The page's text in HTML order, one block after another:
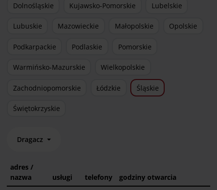
Dolnośląskie Kujawsko-Pomorskie Lubelskie
Lubuskie Mazowieckie Małopolskie Opolskie
Podkarpackie Podlaskie Pomorskie
Warmińsko-Mazurskie Wielkopolskie
Zachodniopomorskie Łódzkie Śląskie
Świętokrzyskie
Dragacz
adres /
nazwa
usługi telefony
godziny otwarcia